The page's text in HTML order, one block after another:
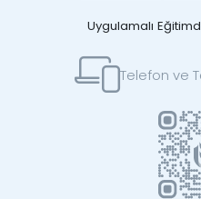
Uygulamalı
Telefon ve